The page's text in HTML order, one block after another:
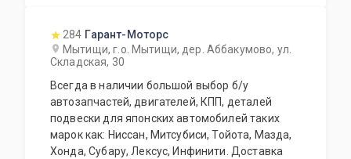
284 Гарант-Моторс
Мытищи, г.о. Мытищи, дер. Аббакумово, ул.
Складская, 30
Всегда в наличии большой выбор б/у
автозапчастей, двигателей, КПП, деталей
подвески для японских автомобилей таких
марок как: Ниссан, Митсубиси, Тойота, Мазда,
Хонда, Субару, Лексус, Инфинити. Доставка